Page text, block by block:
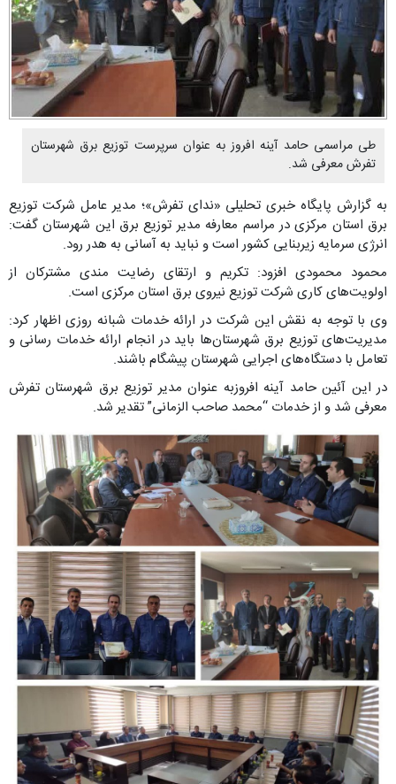
طی مراسمی حامد آینه افروز به عنوان سرپرست توزیع برق شهرستان
تفرش معرفی شد.
به گزارش پایگاه خبری تحلیلی «ندای تفرش»؛ مدیر عامل شرکت توزیع
برق استان مرکزی در مراسم معارفه مدیر توزیع برق این شهرستان گفت:
انرژی سرمایه زیربنایی کشور است و نباید به آسانی به هدر رود.
محمود محمودی افزود: تکریم و ارتقای رضایت مندی مشترکان از
اولویت‌های کاری شرکت توزیع نیروی برق استان مرکزی است.
وی با توجه به نقش این شرکت در ارائه خدمات شبانه روزی اظهار کرد:
مدیریت‌های توزیع برق شهرستان‌ها باید در انجام ارائه خدمات رسانی و
تعامل با دستگاه‌های اجرایی شهرستان پیشگام باشند.
در این آئین حامد آینه افروزبه عنوان مدیر توزیع برق شهرستان تفرش
معرفی شد و از خدمات “محمد صاحب الزمانی” تقدیر شد.